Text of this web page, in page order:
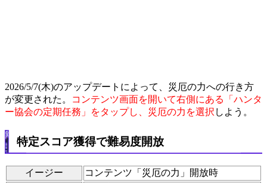
2026/5/7(木)のアップデートによって、災厄の力への行き方
が変更された。
コンテンツ画面を開いて右側にある「ハンタ
ー協会の定期任務」をタップし、災厄の力を選択 しよう。
特定スコア獲得で難易度開放
イージー コンテンツ「災厄の力」開放時